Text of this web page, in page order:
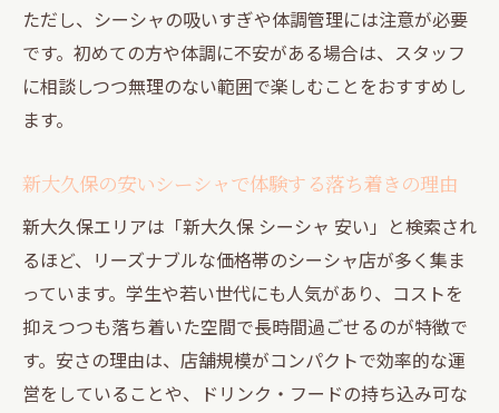
ただし、シーシャの吸いすぎや体調管理には注意が必要
です。初めての方や体調に不安がある場合は、スタッフ
に相談しつつ無理のない範囲で楽しむことをおすすめし
ます。
新大久保の安いシーシャで体験する落ち着きの理由
新大久保エリアは「新大久保 シーシャ 安い」と検索され
るほど、リーズナブルな価格帯のシーシャ店が多く集ま
っています。学生や若い世代にも人気があり、コストを
抑えつつも落ち着いた空間で長時間過ごせるのが特徴で
す。安さの理由は、店舗規模がコンパクトで効率的な運
営をしていることや、ドリンク・フードの持ち込み可な